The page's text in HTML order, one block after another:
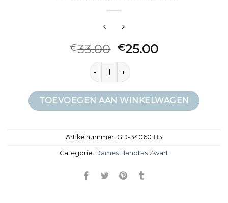
€33.00 €25.00
dames handtas zwart aantal
TOEVOEGEN AAN WINKELWAGEN
Artikelnummer: GD-34060183
Categorie: Dames Handtas Zwart